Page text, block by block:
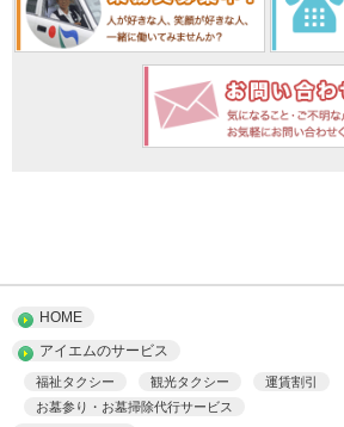
HOME
アイエムのサービス
福祉タクシー 観光タクシー
運賃割引
お墓参り・お墓掃除代行サービス